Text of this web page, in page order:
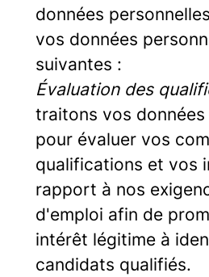
données
vos données
suivantes :
Évaluation des
traitons vos données
pour évaluer vos
qualifications et vos
rapport à nos
d'emploi afin de
intérêt légitime à
candidats qualifiés.